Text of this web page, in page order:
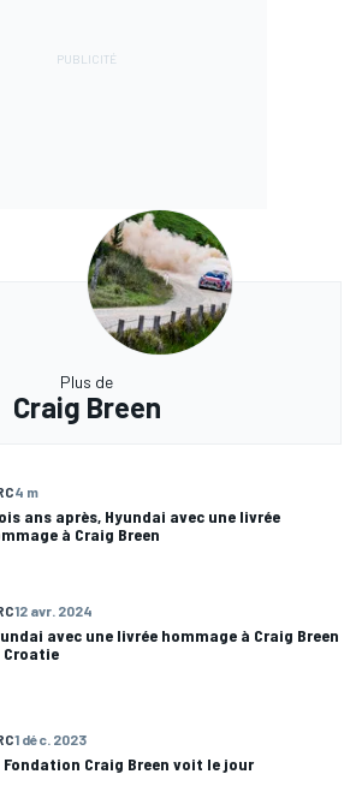
Plus de
Craig Breen
4 m
ans après, Hyundai avec une livrée
à Craig Breen
12 avr. 2024
avec une livrée hommage à Craig Breen
Croatie
1 déc. 2023
Fondation Craig Breen voit le jour